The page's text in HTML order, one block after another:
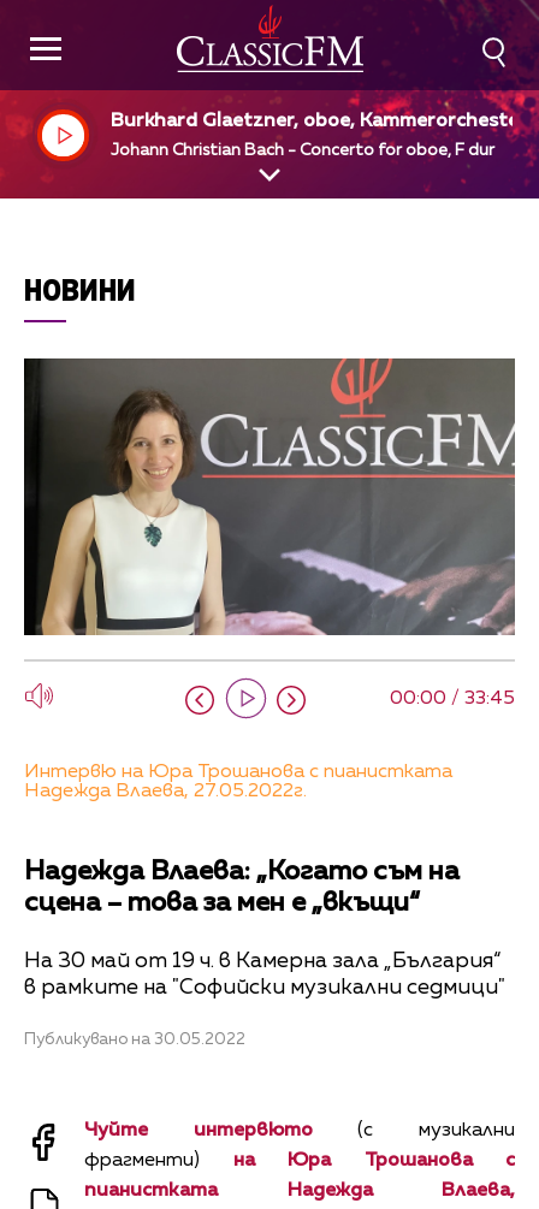
Burkhard Glaetzner, oboe, Kammerorchester,
erlin, Max Pommer, dir
Johann Christian Bach - Concerto for oboe, F dur
НОВИНИ
00:00 / 33:45
Интервю на Юра Трошанова с пианистката
Надежда Влаева, 27.05.2022г.
Надежда Влаева: „Когато съм на
сцена – това за мен е „вкъщи“
На 30 май от 19 ч. в Камерна зала „България“
в рамките на "Софийски музикални седмици"
Публикувано на 30.05.2022
Чуйте интервюто(с музикални
фрагменти)
на Юра Трошанова с
пианистката Надежда Влаева,